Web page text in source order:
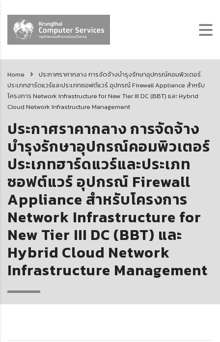
Home
ประกาศราคากลาง การจัดจ้างบำรุงรักษาอุปกรณ์คอมพิวเตอร์
ประเภทฮาร์ดแวร์และประเภทซอฟต์แวร์ อุปกรณ์ Firewall Appliance สำหรับ
โครงการ Network Infrastructure for New Tier III DC (BBT) และ Hybrid
Cloud Network Infrastructure Management
ประกาศราคากลาง การจัดจ้าง
บำรุงรักษาอุปกรณ์คอมพิวเตอร์
ประเภทฮาร์ดแวร์และประเภท
ซอฟต์แวร์ อุปกรณ์ Firewall
Appliance สำหรับโครงการ
Network Infrastructure for
New Tier III DC (BBT) และ
Hybrid Cloud Network
Infrastructure Management